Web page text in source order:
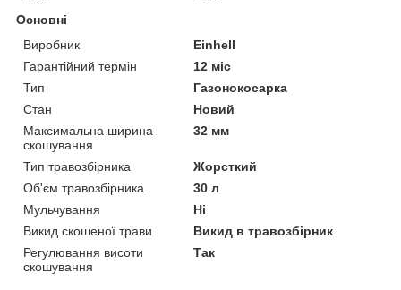
Основні
Виробник
Einhell
Гарантійний термін
12 міс
Тип
Газонокосарка
Стан
Новий
Максимальна ширина
скошування
32 мм
Тип травозбірника
Жорсткий
Об'єм травозбірника
30 л
Мульчування
Ні
Викид скошеної трави
Викид в травозбірник
Регулювання висоти
скошування
Так